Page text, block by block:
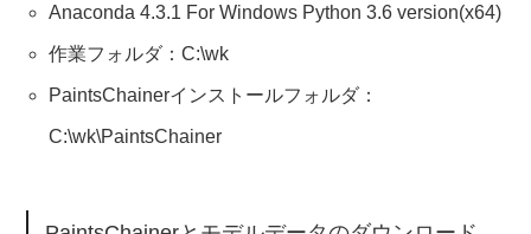
Anaconda 4.3.1 For Windows Python 3.6 version(x64)
作業フォルダ：C:\wk
PaintsChainerインストールフォルダ：
C:\wk\PaintsChainer